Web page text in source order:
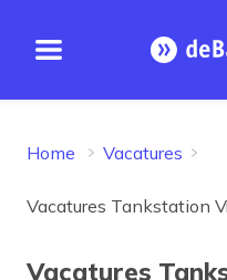
Open menu
Home Vacatures
Vacatures Tankstation
Vacatures